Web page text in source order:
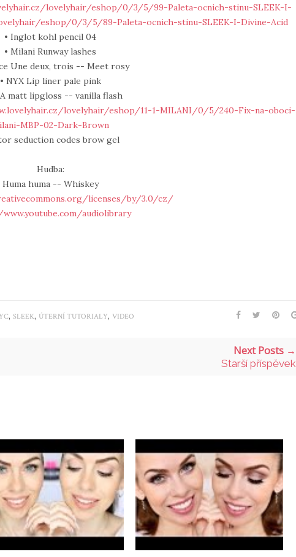
lovelyhair/eshop/0/3/5/99-Paleta-ocnich-stinu-SLEEK-I-
eshop/0/3/5/89-Paleta-ocnich-stinu-SLEEK-I-Divine-Acid
• Inglot kohl pencil 04
• Milani Runway lashes
Une deux, trois -- Meet rosy
• NYX Lip liner pale pink
matt lipgloss -- vanilla flash
lovelyhair/eshop/11-1-MILANI/0/5/240-Fix-na-oboci-
MBP-02-Dark-Brown
seduction codes brow gel
Hudba:
Huma huma -- Whiskey
licenses/by/3.0/cz/
audiolibrary
, SLEEK, ÚTERNÍ TUTORIALY, VIDEO
Next Posts →
Starší příspěvek